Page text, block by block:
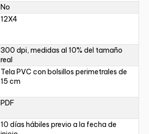
No
12X4
300 dpi, medidas al 10% del tamaño
real
Tela PVC con bolsillos perimetrales de
15 cm
PDF
10 días hábiles previo a la fecha de